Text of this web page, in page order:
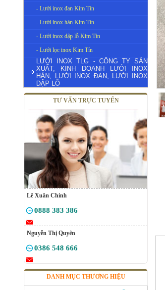
- Lưới inox đan Kim Tín
- Lưới inox hàn Kim Tín
- Lưới inox dập lỗ Kim Tín
- Lưới lọc inox Kim Tín
LƯỚI INOX TLG - CÔNG TY SẢN
XUẤT, KINH DOANH LƯỚI INOX
HÀN, LƯỚI INOX ĐAN, LƯỚI INOX
DẬP LỖ
TƯ VẤN TRỰC TUYẾN
Lê Xuân Chinh
0888 383 386
Nguyễn Thị Quyên
0386 548 666
DANH MỤC THƯƠNG HIỆU